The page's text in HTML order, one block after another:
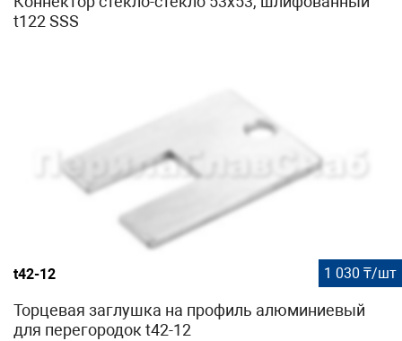
t122 SSS
t42-12 1 030 ₸/шт
Торцевая заглушка на профиль алюминиевый
для перегородок t42-12